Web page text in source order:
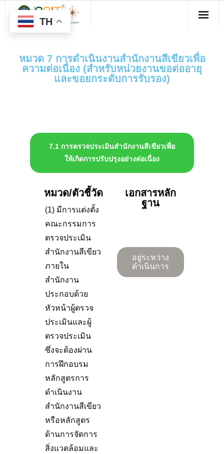
หมวด 7 การดำเนินงานสำนักงานสีเขียวเพื่อ
ความต่อเนื่อง (สำหรับหน่วยงานขอต่ออายุ
และขอยกระดับการรับรอง)
7.1 การตรวจประเมินสำนักงานสีเขียวเพื่อ
ให้เกิดการปรับปรุงอย่างต่อเนื่อง
หมวด/ตัวชี้วัด
(1) มีการแต่งตั้ง
คณะกรรมการ
ตรวจประเมิน
สำนักงานสีเขียว
ภายใน
สำนักงาน
ประกอบด้วย
หัวหน้าผู้ตรวจ
ประเมินและผู้
ตรวจประเมิน
ซึ่งจะต้องผ่าน
การฝึกอบรม
หลักสูตรการ
ดำเนินงาน
สำนักงานสีเขียว
หรือหลักสูตร
ด้านการจัดการ
สิ่งแวดล้อมและ
เอกสารหลัก
ฐาน
อยู่ระหว่าง
ดำเนินการ
TH